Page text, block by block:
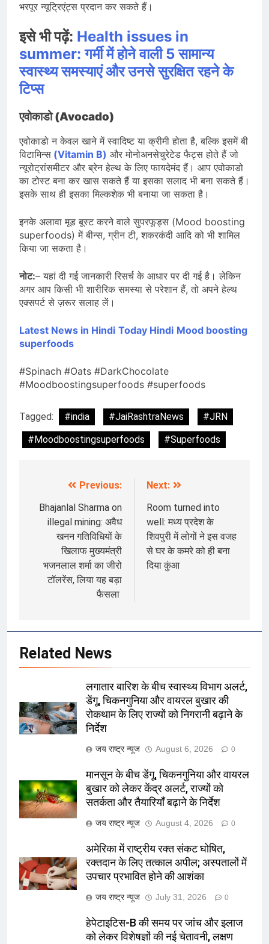
भरपूर न्यूट्रिएंट्स प्रदान कर सकते हैं।
इसे भी पढ़ें: Health issues in
summer: गर्मी में होने वाली 5 सामान्य
स्वास्थ्य समस्याएं और उनसे सुरक्षित रहने के
टिप्स
एवोकाडो (Avocado)
एवोकाडो न केवल खाने में स्वादिष्ट या क्रीमी होता है, बल्कि इसमें बी
विटामिन्स (Vitamin B) और मोनोअनसेचुरेटेड फैट्स होते हैं जो
न्यूरोट्रांसमीटर और ब्रेन हेल्थ के लिए फायदेमंद हैं। आप एवोकाडो
का टोस्ट बना कर खास सकते हैं या इसका सलाद भी बना सकते हैं।
इसके साथ ही इसका मिल्कशेक भी बनाया जा सकता है।
इनके अलावा मूड बूस्ट करने वाले सुपरफूड्स (Mood boosting
superfoods) में बीन्स, ग्रीन टी, शकरकंदी आदि को भी शामिल
किया जा सकता है।
नोट:– यहां दी गई जानकारी रिसर्च के आधार पर दी गई है। लेकिन
अगर आप किसी भी शारीरिक समस्या से परेशान हैं, तो अपने हेल्थ
एक्सपर्ट से ज़रूर सलाह लें।
Latest News in Hindi Today Hindi Mood boosting
superfoods
#Spinach #Oats #DarkChocolate
#Moodboostingsuperfoods #superfoods
Tagged: #india #JaiRashtraNews
#JRN
#Moodboostingsuperfoods
#Superfoods
navigation
Previous:
Bhajanlal Sharma on
illegal mining: अवैध
खनन गतिविधियों के
खिलाफ मुख्यमंत्री
भजनलाल शर्मा का जीरो
टॉलरेंस, लिया यह बड़ा
फैसला
Next:
Room turned into
well: मध्य प्रदेश के
शिवपुरी में लोगों ने इस वजह
से घर के कमरे को ही बना
दिया कुंआ
Related News
लगातार बारिश के बीच स्वास्थ्य विभाग अलर्ट,
डेंगू, चिकनगुनिया और वायरल बुखार की
रोकथाम के लिए राज्यों को निगरानी बढ़ाने के
निर्देश
जय राष्ट्र न्यूज August 6, 2026 0
मानसून के बीच डेंगू, चिकनगुनिया और वायरल
बुखार को लेकर केंद्र अलर्ट, राज्यों को
सतर्कता और तैयारियाँ बढ़ाने के निर्देश
जय राष्ट्र न्यूज August 4, 2026 0
अमेरिका में राष्ट्रीय रक्त संकट घोषित,
रक्तदान के लिए तत्काल अपील; अस्पतालों में
उपचार प्रभावित होने की आशंका
जय राष्ट्र न्यूज July 31, 2026 0
हेपेटाइटिस-B की समय पर जांच और इलाज
को लेकर विशेषज्ञों की नई चेतावनी, लक्षण